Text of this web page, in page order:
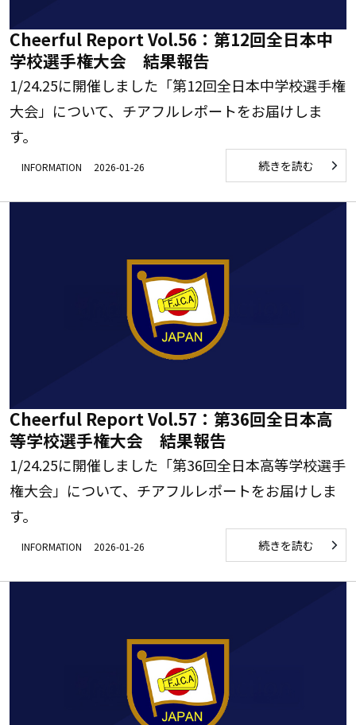
Cheerful Report Vol.56：第12回全日本中
学校選手権大会 結果報告
1/24.25に開催しました「第12回全日本中学校選手権
大会」について、チアフルレポートをお届けしま
す。
INFORMATION 2026-01-26 続きを読む
Cheerful Report Vol.57：第36回全日本高
等学校選手権大会 結果報告
1/24.25に開催しました「第36回全日本高等学校選手
権大会」について、チアフルレポートをお届けしま
す。
INFORMATION 2026-01-26 続きを読む